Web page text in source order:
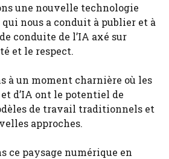
une nouvelle technologie
qui nous a conduit à publier et à
conduite de l’IA axé sur
et le respect.
à un moment charnière où les
d’IA ont le potentiel de
de travail traditionnels et
approches.
ce paysage numérique en